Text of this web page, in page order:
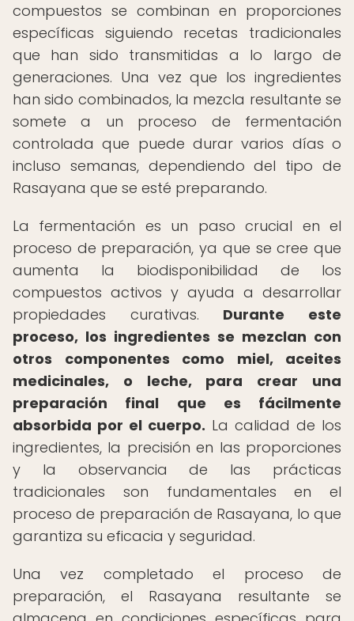
compuestos se combinan en proporciones
específicas siguiendo recetas tradicionales
que han sido transmitidas a lo largo de
generaciones. Una vez que los ingredientes
han sido combinados, la mezcla resultante se
somete a un proceso de fermentación
controlada que puede durar varios días o
incluso semanas, dependiendo del tipo de
Rasayana que se esté preparando.
La fermentación es un paso crucial en el
proceso de preparación, ya que se cree que
aumenta la biodisponibilidad de los
compuestos activos y ayuda a desarrollar
propiedades curativas. Durante este
proceso, los ingredientes se mezclan con
otros componentes como miel, aceites
medicinales, o leche, para crear una
preparación final que es fácilmente
absorbida por el cuerpo. La calidad de los
ingredientes, la precisión en las proporciones
y la observancia de las prácticas
tradicionales son fundamentales en el
proceso de preparación de Rasayana, lo que
garantiza su eficacia y seguridad.
Una vez completado el proceso de
preparación, el Rasayana resultante se